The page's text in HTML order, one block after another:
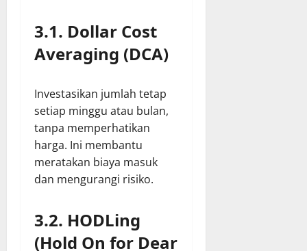
3.1. Dollar Cost
Averaging (DCA)
Investasikan jumlah tetap
setiap minggu atau bulan,
tanpa memperhatikan
harga. Ini membantu
meratakan biaya masuk
dan mengurangi risiko.
3.2. HODLing
(Hold On for Dear